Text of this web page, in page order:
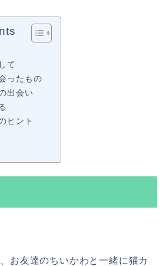
て
ったもの
出会い
ヒント
お友達のちいかわと一緒に猫カ